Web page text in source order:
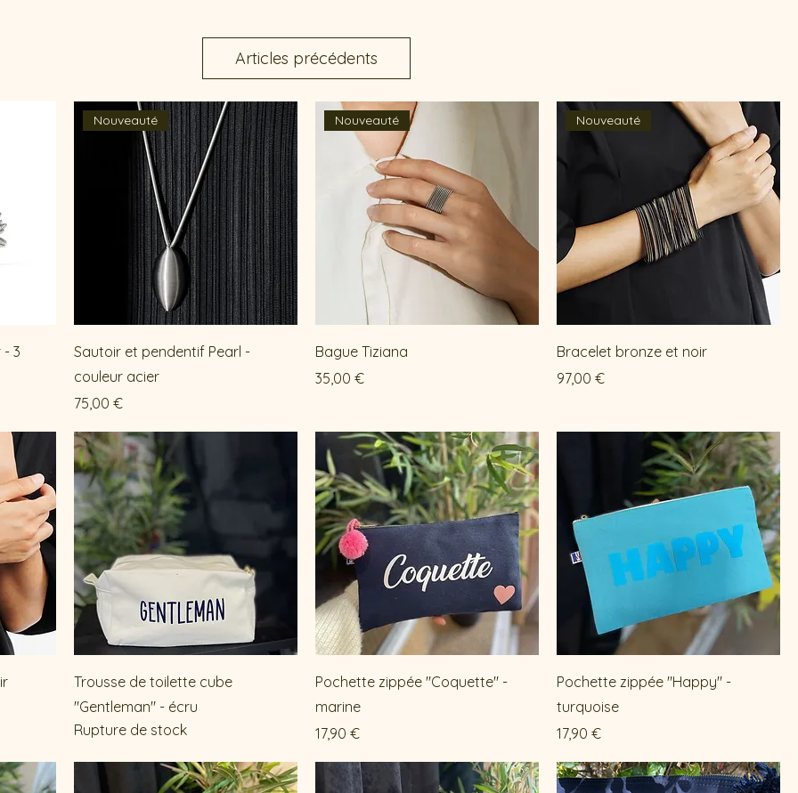
Articles précédents
3
Nouveauté
Sautoir et pendentif Pearl -
couleur acier
Prix
75,00 €
Nouveauté
Bague Tiziana
Prix
35,00 €
Nouveauté
Bracelet bronze et noir
Prix
97,00 €
Trousse de toilette cube
"Gentleman" - écru
Rupture de stock
Pochette zippée "Coquette" -
marine
Prix
17,90 €
Pochette zippée "Happy" -
turquoise
Prix
17,90 €